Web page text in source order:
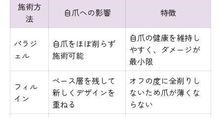
施術方
法
自爪への影響 特徴
パラジ
ェル
自爪をほぼ削らず
施術可能
自爪の健康を維持し
やすく、ダメージが
最小限
フィル
イン
ベース層を残して
新しくデザインを
重ねる
オフの度に全削りし
ないため爪が薄くな
らない